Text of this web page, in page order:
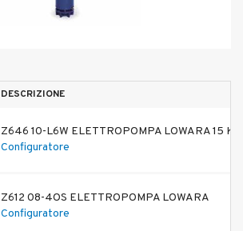
DESCRIZIONE
Z646 10-L6W ELETTROPOMPA LOWARA 15
Configuratore
Z612 08-4OS ELETTROPOMPA LOWARA
Configuratore